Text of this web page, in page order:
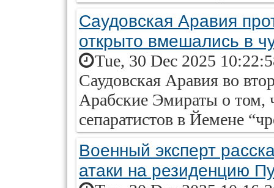
Саудовская Аравия
открыто вмешались в
Tue, 30 Dec 2025
Саудовская Аравия во
Арабские Эмираты о том,
сепаратистов в Йемене
Военный эксперт
атаки на резиденцию